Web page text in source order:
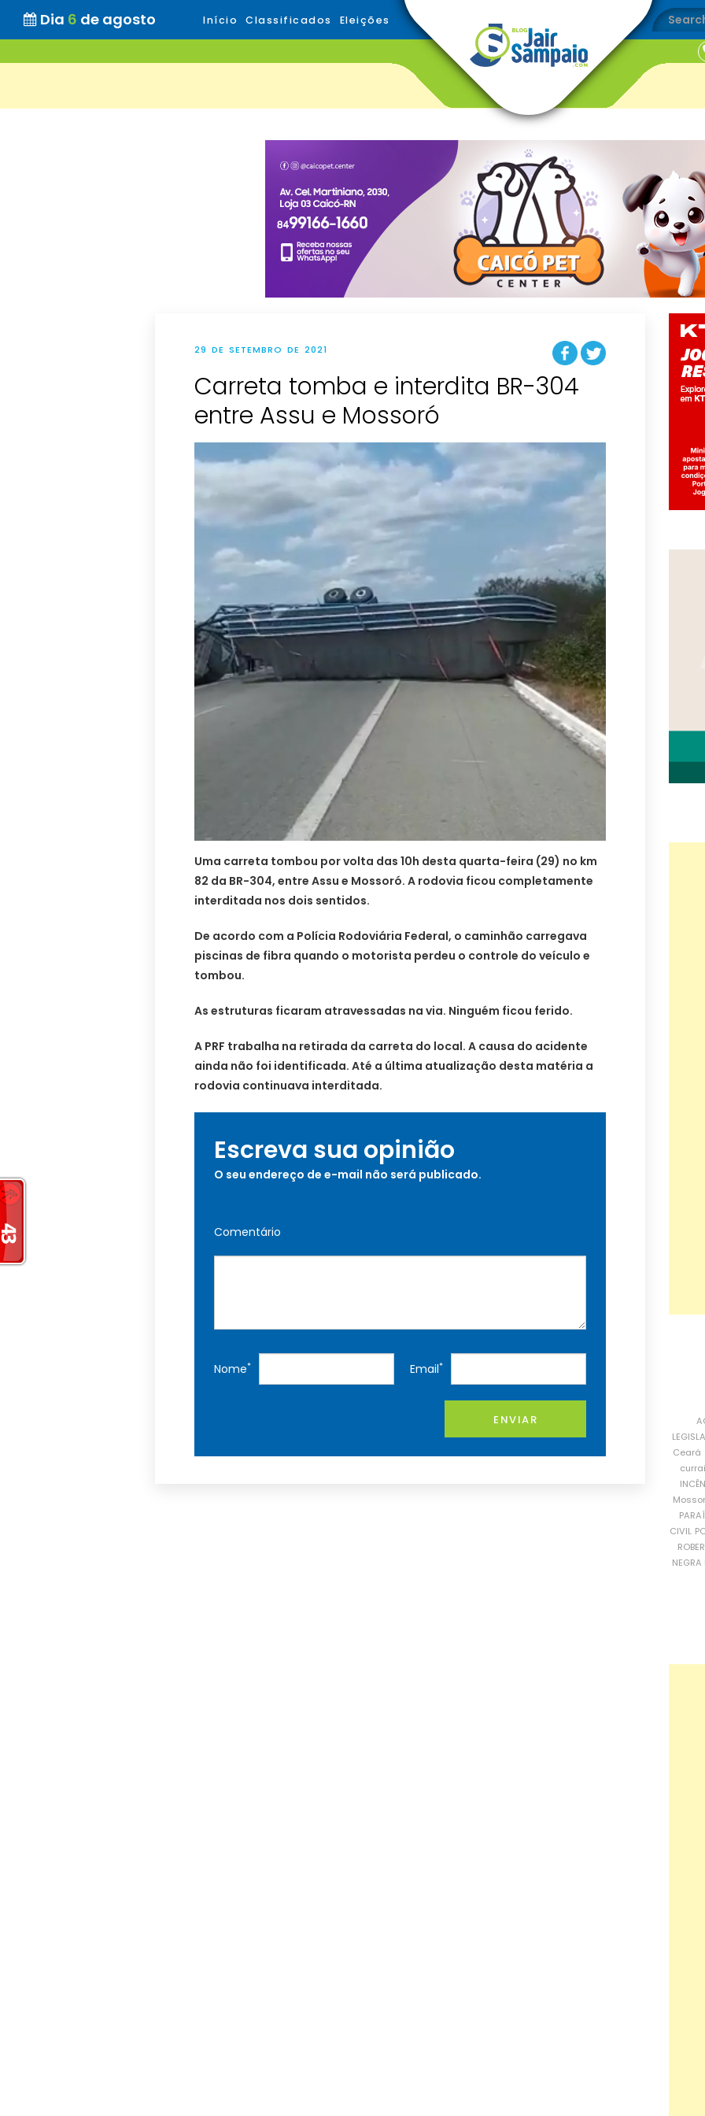
Dia 6 de agosto Início Classificados Eleições
29 DE SETEMBRO DE 2021
Carreta tomba e interdita BR-304
entre Assu e Mossoró
Uma carreta tombou por volta das 10h desta quarta-feira (29) no km
82 da BR-304, entre Assu e Mossoró. A rodovia ficou completamente
interditada nos dois sentidos.
De acordo com a Polícia Rodoviária Federal, o caminhão carregava
piscinas de fibra quando o motorista perdeu o controle do veículo e
tombou.
As estruturas ficaram atravessadas na via. Ninguém ficou ferido.
A PRF trabalha na retirada da carreta do local. A causa do acidente
ainda não foi identificada. Até a última atualização desta matéria a
rodovia continuava interditada.
Escreva sua opinião
O seu endereço de e-mail não será publicado.
Comentário
Nome* Email*
ENVIAR
Ceará
CIVIL
NEGRA